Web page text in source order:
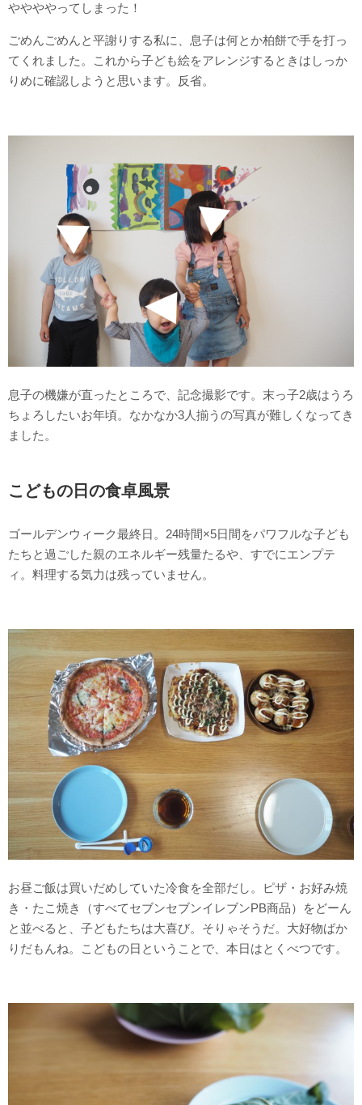
ややややってしまった！
ごめんごめんと平謝りする私に、息子は何とか柏餅で手を打っ
てくれました。これから子ども絵をアレンジするときはしっか
りめに確認しようと思います。反省。
息子の機嫌が直ったところで、記念撮影です。末っ子2歳はうろ
ちょろしたいお年頃。なかなか3人揃うの写真が難しくなってき
ました。
こどもの日の食卓風景
ゴールデンウィーク最終日。24時間×5日間をパワフルな子ども
たちと過ごした親のエネルギー残量たるや、すでにエンプテ
ィ。料理する気力は残っていません。
お昼ご飯は買いだめしていた冷食を全部だし。ピザ・お好み焼
き・たこ焼き（すべてセブンセブンイレブンPB商品）をどーん
と並べると、子どもたちは大喜び。そりゃそうだ。大好物ばか
りだもんね。こどもの日ということで、本日はとくべつです。